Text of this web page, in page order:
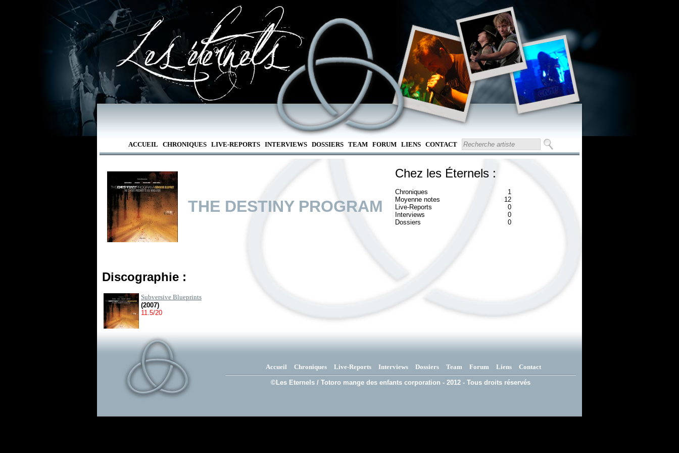
ACCUEIL CHRONIQUES LIVE-REPORTS INTERVIEWS DOSSIERS TEAM FORUM LIENS CONTACT
THE DESTINY PROGRAM
Chez les Éternels :
Chroniques
1
Moyenne notes
12
Live-Reports
0
Interviews
0
Dossiers
0
Discographie :
Subversive Blueprints
(2007)
11.5/20
Accueil Chroniques Live-Reports Interviews Dossiers Team Forum Liens Contact
©Les Eternels / Totoro mange des enfants corporation - 2012 - Tous droits réservés